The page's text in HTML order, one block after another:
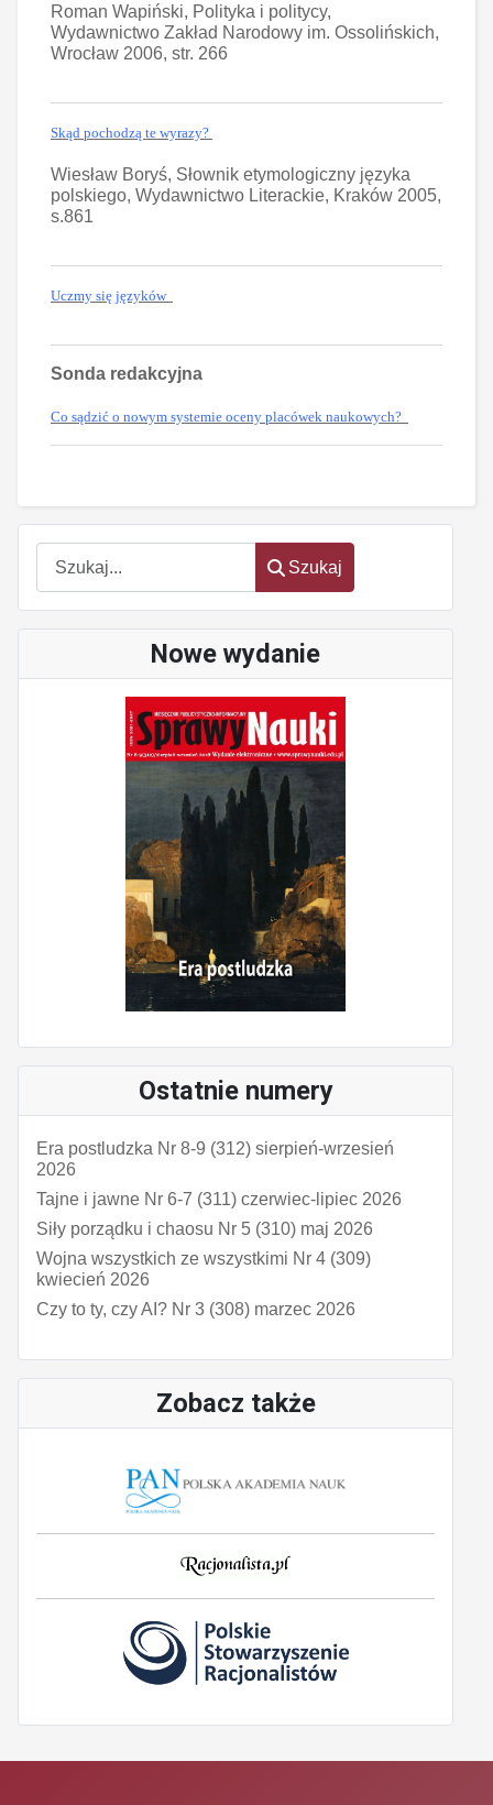
Szukaj
Szukaj
Nowe wydanie
Ostatnie numery
Era postludzka Nr 8-9 (312) sierpień-wrzesień
2026
Tajne i jawne Nr 6-7 (311) czerwiec-lipiec 2026
Siły porządku i chaosu Nr 5 (310) maj 2026
Wojna wszystkich ze wszystkimi Nr 4 (309)
kwiecień 2026
Czy to ty, czy AI? Nr 3 (308) marzec 2026
Zobacz także
Roman Wapiński, Polityka i politycy,
Wydawnictwo Zakład Narodowy im. Ossolińskich,
Wrocław 2006, str. 266
Skąd pochodzą te wyrazy?
Wiesław Boryś, Słownik etymologiczny języka
polskiego, Wydawnictwo Literackie, Kraków 2005,
s.861
Uczmy się języków
Sonda redakcyjna
Co sądzić o nowym systemie oceny placówek naukowych?
software